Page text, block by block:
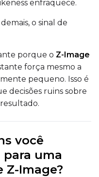
ADVANCED
DATASETS
You have no
The Target Dataset
Dataset
enfraquece.
o sinal de
porque o Z-Image
força mesmo a
pequeno. Isso é
decisões ruins sobre
você
uma
Z-Image?